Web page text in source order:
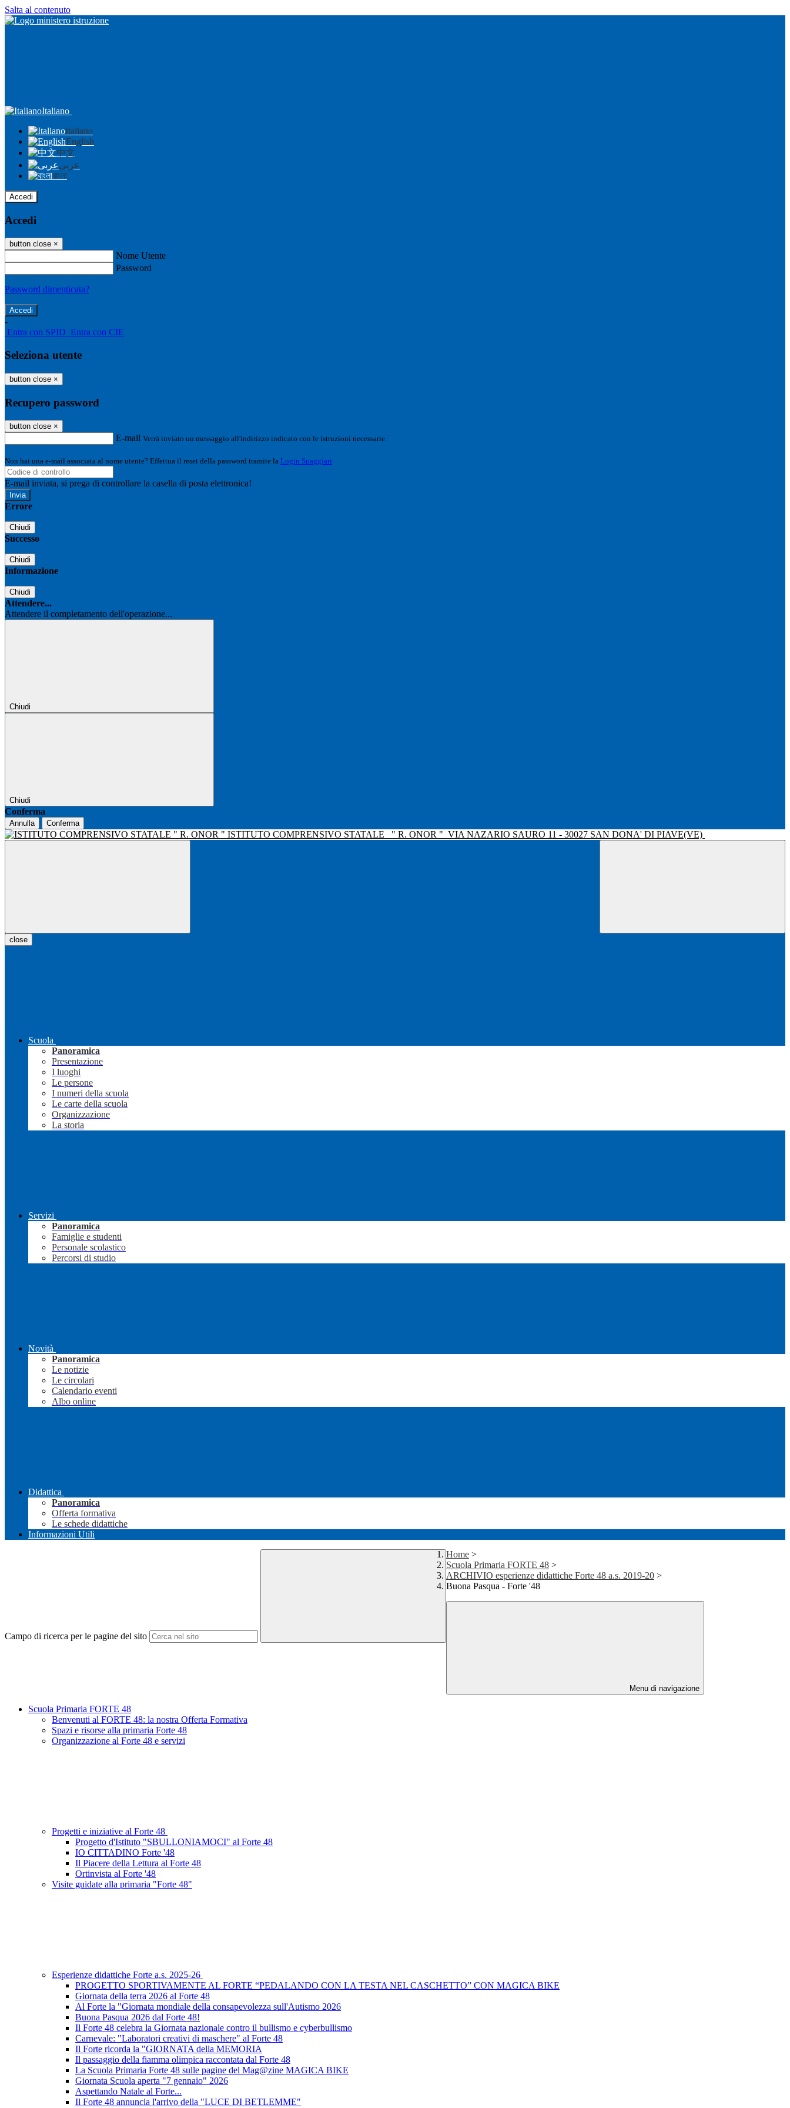
Salta al contenuto
Italiano
Italiano
English
中文
عربى
বাংলা
Accedi
Accedi
button close ×
Nome Utente
Password
Password dimenticata?
-
Entra con SPID Entra con CIE
Seleziona utente
button close ×
Recupero password
button close ×
E-mail Verrà inviato un messaggio all'indirizzo indicato con le istruzioni necessarie.
Non hai una e-mail associata al nome utente? Effettua il reset della password tramite la Login Spaggiari
E-mail inviata, si prega di controllare la casella di posta elettronica!
Errore
Chiudi
Successo
Chiudi
Informazione
Chiudi
Attendere...
Attendere il completamento dell'operazione...
Chiudi
Chiudi
Conferma
Annulla Conferma
ISTITUTO COMPRENSIVO STATALE " R. ONOR " VIA NAZARIO SAURO 11 - 30027 SAN DONA' DI PIAVE(VE)
close
Scuola
Panoramica
Presentazione
I luoghi
Le persone
I numeri della scuola
Le carte della scuola
Organizzazione
La storia
Servizi
Panoramica
Famiglie e studenti
Personale scolastico
Percorsi di studio
Novità
Panoramica
Le notizie
Le circolari
Calendario eventi
Albo online
Didattica
Panoramica
Offerta formativa
Le schede didattiche
Informazioni Utili
Campo di ricerca per le pagine del sito
Home >
Scuola Primaria FORTE 48 >
ARCHIVIO esperienze didattiche Forte 48 a.s. 2019-20 >
Buona Pasqua - Forte '48
Menu di navigazione
Scuola Primaria FORTE 48
Benvenuti al FORTE 48: la nostra Offerta Formativa
Spazi e risorse alla primaria Forte 48
Organizzazione al Forte 48 e servizi
Progetti e iniziative al Forte 48
Progetto d'Istituto "SBULLONIAMOCI" al Forte 48
IO CITTADINO Forte '48
Il Piacere della Lettura al Forte 48
Ortinvista al Forte '48
Visite guidate alla primaria "Forte 48"
Esperienze didattiche Forte a.s. 2025-26
PROGETTO SPORTIVAMENTE AL FORTE “PEDALANDO CON LA TESTA NEL CASCHETTO” CON MAGICA BIKE
Giornata della terra 2026 al Forte 48
Al Forte la "Giornata mondiale della consapevolezza sull'Autismo 2026
Buona Pasqua 2026 dal Forte 48!
Il Forte 48 celebra la Giornata nazionale contro il bullismo e cyberbullismo
Carnevale: "Laboratori creativi di maschere" al Forte 48
Il Forte ricorda la "GIORNATA della MEMORIA
Il passaggio della fiamma olimpica raccontata dal Forte 48
La Scuola Primaria Forte 48 sulle pagine del Mag@zine MAGICA BIKE
Giornata Scuola aperta "7 gennaio" 2026
Aspettando Natale al Forte...
Il Forte 48 annuncia l'arrivo della "LUCE DI BETLEMME"